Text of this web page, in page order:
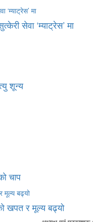
सेवा ‘म्याट्रेस’ मा
शून्य
चाप
खपत र मूल्य बढ्यो